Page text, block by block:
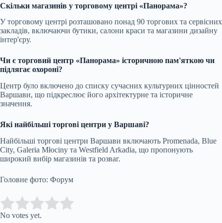
Скільки магазинів у торговому центрі «Панорама»?
У торговому центрі розташовано понад 90 торгових та сервісних
закладів, включаючи бутики, салони краси та магазини дизайну
інтер'єру.
Чи є торговий центр «Панорама» історичною пам'яткою чи
підлягає охороні?
Центр було включено до списку сучасних культурних цінностей
Варшави, що підкреслює його архітектурне та історичне
значення.
Які найбільші торгові центри у Варшаві?
Найбільші торгові центри Варшави включають Promenada, Blue
City, Galeria Młociny та Westfield Arkadia, що пропонують
широкий вибір магазинів та розваг.
Головне фото: Форум
Rate this item:
No votes yet.